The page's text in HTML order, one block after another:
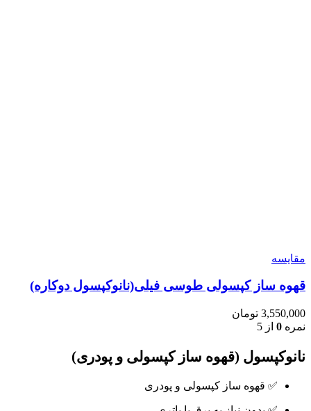
مقایسه
قهوه ساز کپسولی طوسی فیلی(نانوکپسول دوکاره)
3,550,000 تومان
نمره 0 از 5
نانوکپسول (قهوه ساز کپسولی و پودری)
✅ قهوه ساز کپسولی و پودری